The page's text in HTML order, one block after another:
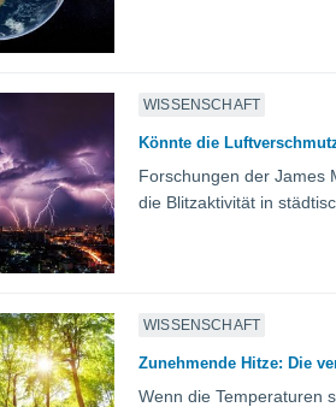
WISSENSCHAFT
Könnte die
Forschungen der James
die Blitzaktivität in
WISSENSCHAFT
Zunehmende Hitze: Die
Wenn die Temperaturen